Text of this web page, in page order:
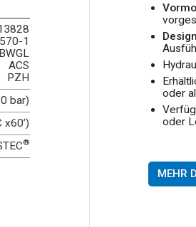
1
ACS
PZH
bar)
x60’)
®
oder
oder
MEHR